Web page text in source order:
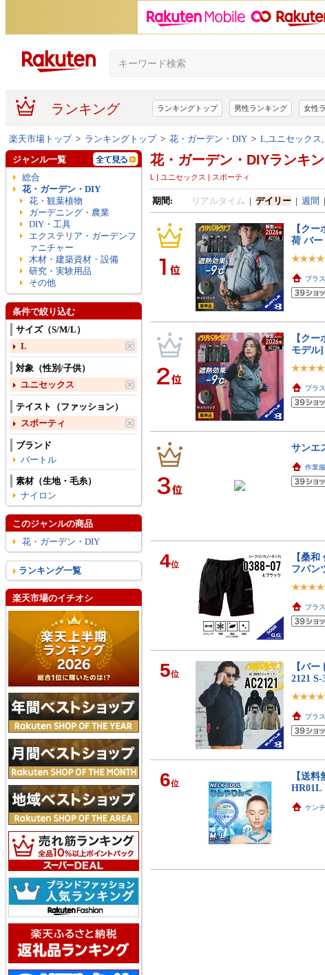
ランキング ランキングトップ 男性ランキング 女性
楽天市場トップ> ランキングトップ> 花・ガーデン・DIY > L,ユニセックス
花・ガーデン・DIYランキ
L | ユニセックス | スポーティ
期間: リアルタイム | デイリー| 週間 |
【ク
荷 バ
プラ
【ク
モデル
プラ
サンエ
作業
4位
【桑
フパン
プラ
5位
【バ
2121
プラ
6位
【送
HR01L
ケン
ジャンル一覧
総合
花・ガーデン・DIY
花・観葉植物
ガーデニング・農業
DIY・工具
エクステリア・ガーデンフ
ァニチャー
木材・建築資材・設備
研究・実験用品
その他
条件で絞り込む
サイズ（S/M/L）
L
対象（性別/子供）
ユニセックス
テイスト（ファッション）
スポーティ
ブランド
バートル
素材（生地・毛糸）
ナイロン
このジャンルの商品
花・ガーデン・DIY
ランキング一覧
楽天市場のイチオシ